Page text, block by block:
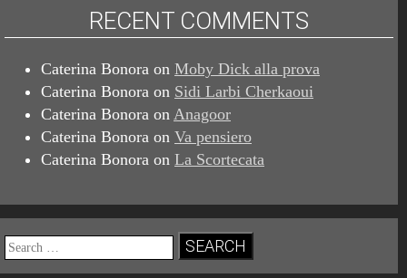
RECENT COMMENTS
Caterina Bonora on Moby Dick alla prova
Caterina Bonora on Sidi Larbi Cherkaoui
Caterina Bonora on Anagoor
Caterina Bonora on Va pensiero
Caterina Bonora on La Scortecata
Search
for: